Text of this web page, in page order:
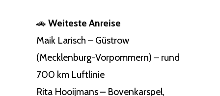
🚗 Weiteste Anreise
Maik Larisch – Güstrow
(Mecklenburg-Vorpommern) – rund
700 km Luftlinie
Rita Hooijmans – Bovenkarspel,